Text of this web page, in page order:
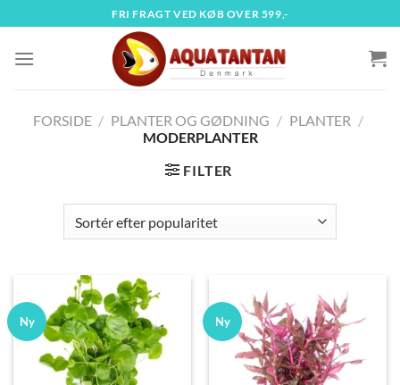
til
indhold
FRI FRAGT VED KØB OVER 599,-
FORSIDE / PLANTER OG GØDNING / PLANTER /
MODERPLANTER
FILTER
Ny Ny